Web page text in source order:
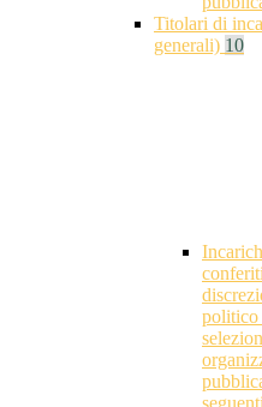
Titolari di
generali) 10
politico